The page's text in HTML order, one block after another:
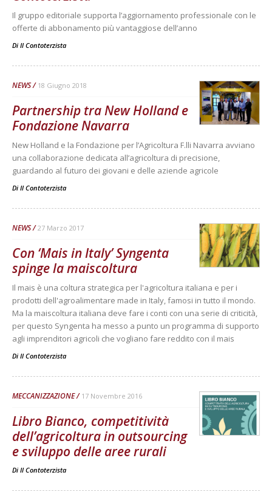
Il gruppo editoriale supporta l’aggiornamento professionale con le
offerte di abbonamento più vantaggiose dell’anno
Di Il Contoterzista
NEWS 18 Giugno 2018
Partnership tra New Holland e
Fondazione Navarra
New Holland e la Fondazione per l’Agricoltura F.lli Navarra avviano
una collaborazione dedicata all’agricoltura di precisione,
guardando al futuro dei giovani e delle aziende agricole
Di Il Contoterzista
NEWS 27 Marzo 2017
Con ‘Mais in Italy’ Syngenta
spinge la maiscoltura
Il mais è una coltura strategica per l'agricoltura italiana e per i
prodotti dell'agroalimentare made in Italy, famosi in tutto il mondo.
Ma la maiscoltura italiana deve fare i conti con una serie di criticità,
per questo Syngenta ha messo a punto un programma di supporto
agli imprenditori agricoli che vogliano fare reddito con il mais
Di Il Contoterzista
MECCANIZZAZIONE 17 Novembre 2016
Libro Bianco, competitività
dell’agricoltura in outsourcing
e sviluppo delle aree rurali
Di Il Contoterzista